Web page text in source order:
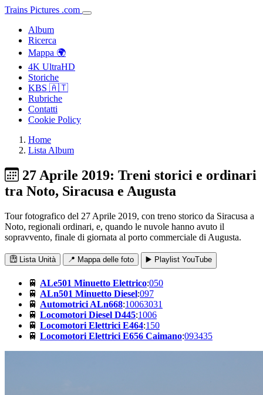
Trains Pictures .com
Album
Ricerca
Mappa 🌍
4K UltraHD
Storiche
KBS 🇦🇹
Rubriche
Contatti
Cookie Policy
Home
Lista Album
27 Aprile 2019: Treni storici e ordinari
tra Noto, Siracusa e Augusta
Tour fotografico del 27 Aprile 2019, con treno storico da Siracusa a
Noto, regionali ordinari, e, quando le nuvole hanno avuto il
sopravvento, finale di giornata al porto commerciale di Augusta.
Lista Unità 📍 Mappa delle foto ▶️ Playlist YouTube
🚆 ALe501 Minuetto Elettrico:050
🚆 ALn501 Minuetto Diesel:097
🚆 Automotrici ALn668:10063031
🚆 Locomotori Diesel D445:1006
🚆 Locomotori Elettrici E464:150
🚆 Locomotori Elettrici E656 Caimano:093435